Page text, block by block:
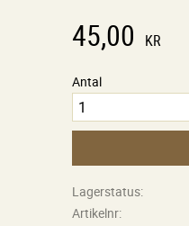
45,00 KR
Antal
Lagerstatus
Artikelnr